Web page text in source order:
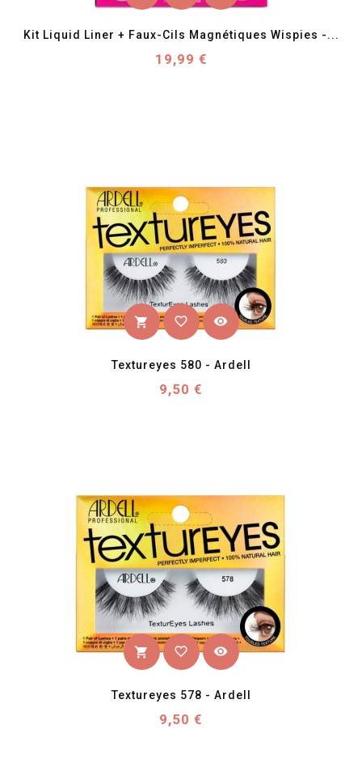
Kit Liquid Liner + Faux-Cils Magnétiques Wispies -...
Prix
19,99 €
shopping_cart favorite_border visibility
Textureyes 580 - Ardell
Prix
9,50 €
shopping_cart favorite_border visibility
Textureyes 578 - Ardell
Prix
9,50 €